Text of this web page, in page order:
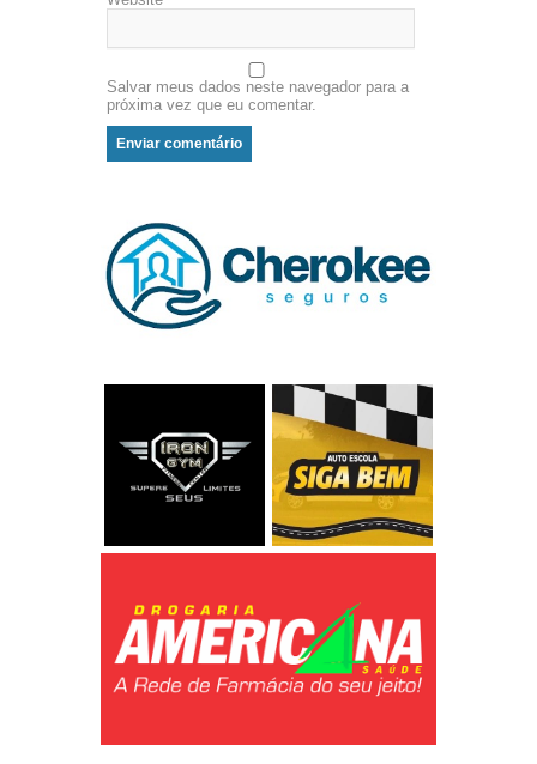
Salvar meus dados neste navegador para a
próxima vez que eu comentar.